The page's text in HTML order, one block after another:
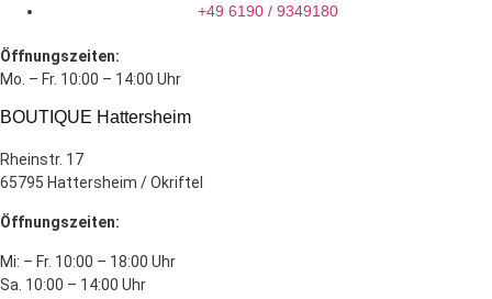
+49 6190 / 9349180
Öffnungszeiten:
Mo. – Fr. 10:00 – 14:00 Uhr
BOUTIQUE Hattersheim
Rheinstr. 17
65795 Hattersheim / Okriftel
Öffnungszeiten:
Mi: – Fr. 10:00 – 18:00 Uhr
Sa. 10:00 – 14:00 Uhr